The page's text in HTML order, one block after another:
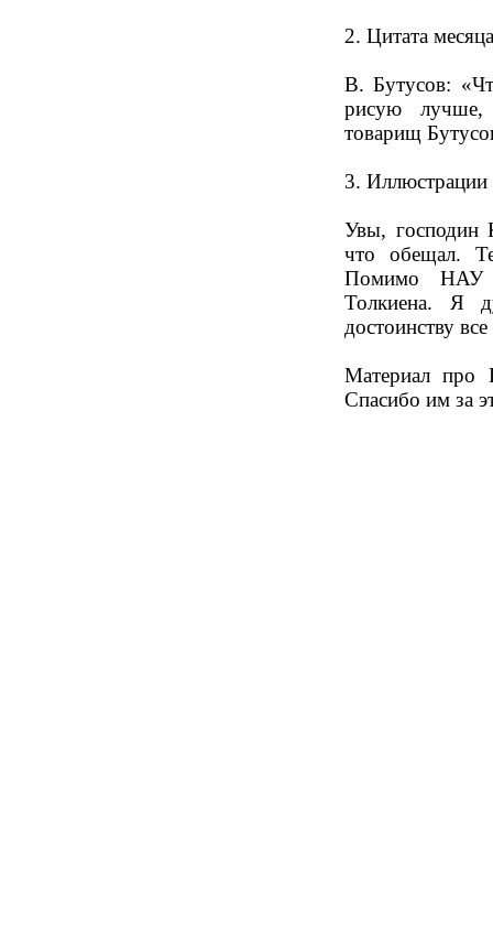
2. Цитата
В. Бутусов:
рисую
товарищ
3. Иллюстрации
Увы, господин
что обещал.
Помимо НАУ
Толкиена. Я
достоинству
Материал про
Спасибо им за